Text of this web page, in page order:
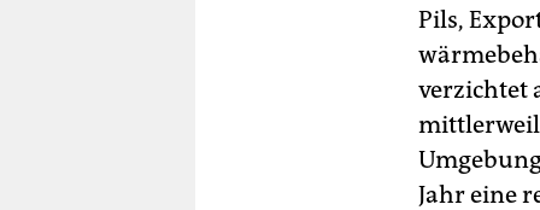
Pils,
verzichtet
Jahr eine